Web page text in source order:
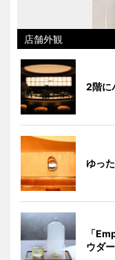
店舗外観
2階に
ゆっ
「
ウダ